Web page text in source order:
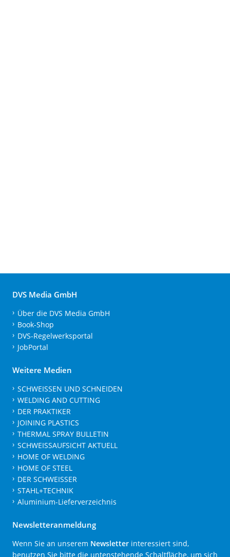
DVS Media GmbH
Über die DVS Media GmbH
Book-Shop
DVS-Regelwerksportal
JobPortal
Weitere Medien
SCHWEISSEN UND SCHNEIDEN
WELDING AND CUTTING
DER PRAKTIKER
JOINING PLASTICS
THERMAL SPRAY BULLETIN
SCHWEISSAUFSICHT AKTUELL
HOME OF WELDING
HOME OF STEEL
DER SCHWEISSER
STAHL+TECHNIK
Aluminium-Lieferverzeichnis
Newsletteranmeldung
Wenn Sie an unserem Newsletter interessiert sind,
benutzen Sie bitte die untenstehende Schaltfläche, um sich